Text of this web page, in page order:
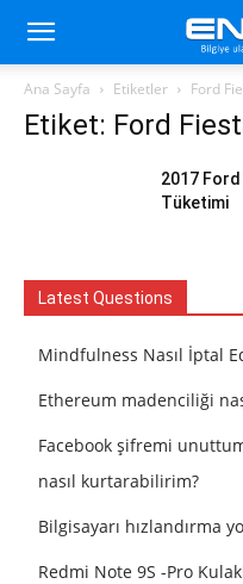
Ana Sayfa Etiketler Ford
Etiket: Ford
2017 Ford
Tüketimi
Latest Questions
Mindfulness Nasıl İptal
Ethereum madenciliği
Facebook şifremi
nasıl kurtarabilirim?
Bilgisayarı hızlandırma
Redmi Note 9S -Pro